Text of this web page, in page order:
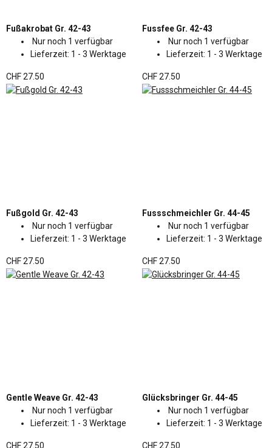
Fußakrobat Gr. 42-43
Nur noch 1 verfügbar
Lieferzeit: 1 - 3 Werktage
CHF 27.50
Fussfee Gr. 42-43
Nur noch 1 verfügbar
Lieferzeit: 1 - 3 Werktage
CHF 27.50
Fußgold Gr. 42-43
Nur noch 1 verfügbar
Lieferzeit: 1 - 3 Werktage
CHF 27.50
Fussschmeichler Gr. 44-45
Nur noch 1 verfügbar
Lieferzeit: 1 - 3 Werktage
CHF 27.50
Gentle Weave Gr. 42-43
Nur noch 1 verfügbar
Lieferzeit: 1 - 3 Werktage
CHF 27.50
Glücksbringer Gr. 44-45
Nur noch 1 verfügbar
Lieferzeit: 1 - 3 Werktage
CHF 27.50